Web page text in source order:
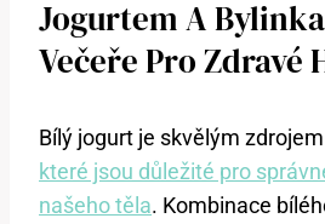
Jogurtem A
Večeře Pro Zdravé
Bílý jogurt je skvělým
které jsou důležité pro
našeho těla. Kombinace